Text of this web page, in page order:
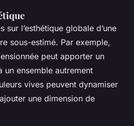
sur l’esthétique globale d’une
sous-estimé. Par exemple,
peut apporter un
un ensemble autrement
vives peuvent dynamiser
une dimension de